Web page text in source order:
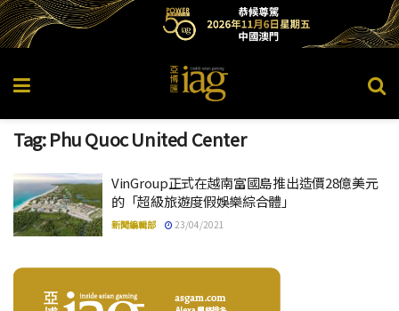
Tag:Phu Quoc United Center
VinGroup正式在越南富國島推出造價28億美元
的「超級旅遊度假娛樂綜合體」
新聞編輯部 23/04/2021